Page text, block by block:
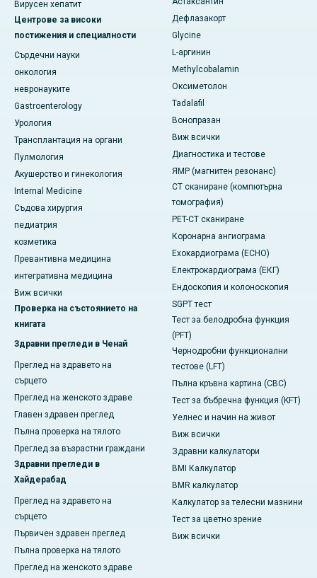
Вирусен хепатит
Центрове за високи
постижения и специалности
Сърдечни науки
онкология
невронауките
Gastroenterology
Урология
Трансплантация на органи
Пулмология
Акушерство и гинекология
Internal Medicine
Съдова хирургия
педиатрия
козметика
Превантивна медицина
интегративна медицина
Виж всички
Проверка на състоянието на
книгата
Здравни прегледи в Ченай
Преглед на здравето на
сърцето
Преглед на женското здраве
Главен здравен преглед
Пълна проверка на тялото
Преглед за възрастни граждани
Здравни прегледи в
Хайдерабад
Преглед на здравето на
сърцето
Първичен здравен преглед
Пълна проверка на тялото
Преглед на женското здраве
Дефлазакорт
Glycine
L-аргинин
Methylcobalamin
Оксиметолон
Tadalafil
Вонопразан
Виж всички
Диагностика и тестове
ЯМР (магнитен резонанс)
CT сканиране (компютърна
томография)
PET-CT сканиране
Коронарна ангиограма
Ехокардиограма (ECHO)
Електрокардиограма (ЕКГ)
Ендоскопия и колоноскопия
SGPT тест
Тест за белодробна функция
(PFT)
Чернодробни функционални
тестове (LFT)
Пълна кръвна картина (CBC)
Тест за бъбречна функция (KFT)
Уелнес и начин на живот
Виж всички
Здравни калкулатори
BMI Калкулатор
BMR калкулатор
Калкулатор за телесни мазнини
Тест за цветно зрение
Виж всички